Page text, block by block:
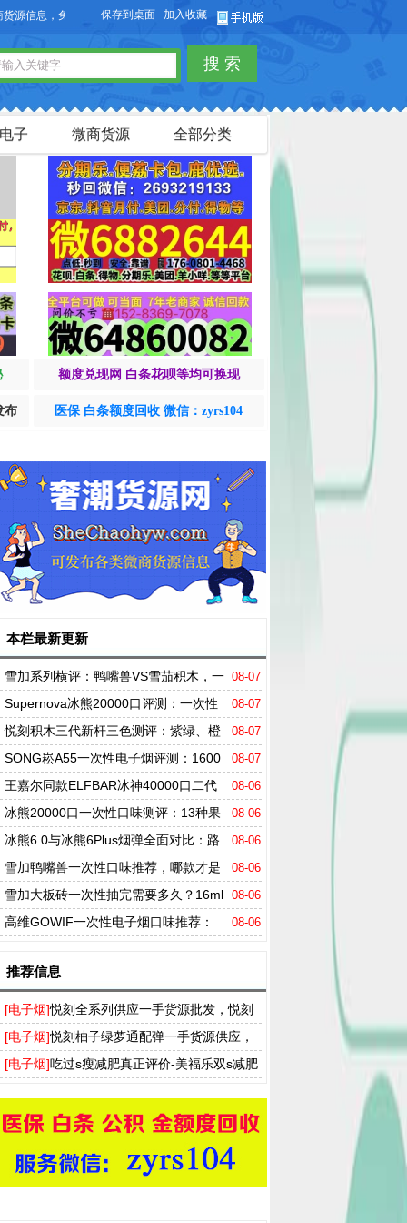
，免费发布供求信息，也可以免费发布淘宝客商品信息。
保存到桌面 加入收藏
搜 索
子 微商货源 全部分类
额度兑现网 白条花呗等均可换现
布 医保 白条额度回收 微信：zyrs104
栏最新更新
08-07
雪加系列横评：鸭嘴兽VS雪茄积木，一
个"天花板"，一个"大玩家" 08-07
Supernova冰熊20000口评测：一次性
电子烟卷到天花板？ 08-07
悦刻积木三代新杆三色测评：紫绿、橙
白、黑，哪个才是你的心头好？ 08-07
SONG崧A55一次性电子烟评测：1600
0口+16ml大烟油容量，搭配纯钴电池及高清
屏实测
08-06
王嘉尔同款ELFBAR冰神40000口二代
评测：四档调冰+三模式，凭什么席卷市场？
08-06
冰熊20000口一次性口味测评：13种果
味一次说透，值得买吗？ 08-06
冰熊6.0与冰熊6Plus烟弹全面对比：路
线之争，容量、口感、口味全维度拆解 08-06
雪加鸭嘴兽一次性口味推荐，哪款才是
真正的口感之王？ 08-06
雪加大板砖一次性抽完需要多久？16ml
烟油+陶瓷芯的真实表现 08-06
高维GOWIF一次性电子烟口味推荐：
荐信息
[电子烟]悦刻全系列供应一手货源批发，悦刻
买烟弹送烟杆厂家拿货渠道
[电子烟]悦刻柚子绿萝通配弹一手货源供应，
T盒飞雾奶茶杯实体店批发渠道
[电子烟]吃过s瘦减肥真正评价-美福乐双s减肥